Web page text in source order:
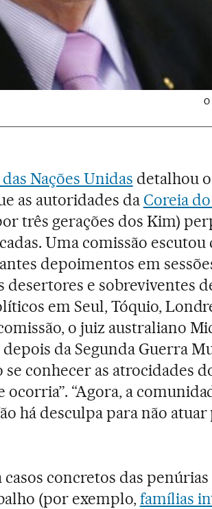
O
Nações Unidas detalhou
as autoridades da Coreia
três gerações dos Kim)
Uma comissão
depoimentos em
e sobreviventes
em Seul, Tóquio,
o juiz australiano
da Segunda Guerra
conhecer as atrocidades
ocorria”. “Agora, a
há desculpa para não
concretos das
(por exemplo,famílias